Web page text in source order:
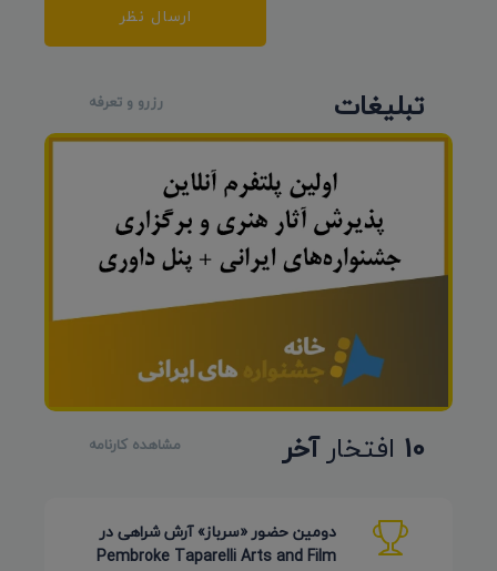
ارسال نظر
تبلیغات رزرو و تعرفه
10 افتخارآخر مشاهده کارنامه
دومین حضور «سرباز» آرش شراهی در
Pembroke Taparelli Arts and Film